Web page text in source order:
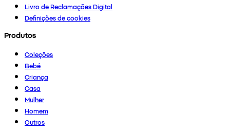
Livro de Reclamações Digital
Definições de cookies
Produtos
Coleções
Bebé
Criança
Casa
Mulher
Homem
Outros